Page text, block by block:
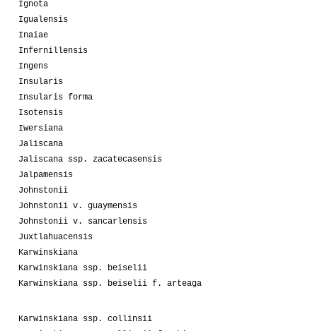
Ignota
Igualensis
Inaiae
Infernillensis
Ingens
Insularis
Insularis forma
Isotensis
Iwersiana
Jaliscana
Jaliscana ssp. zacatecasensis
Jalpamensis
Johnstonii
Johnstonii v. guaymensis
Johnstonii v. sancarlensis
Juxtlahuacensis
Karwinskiana
Karwinskiana ssp. beiselii
Karwinskiana ssp. beiselii f. arteaga
Karwinskiana ssp. collinsii